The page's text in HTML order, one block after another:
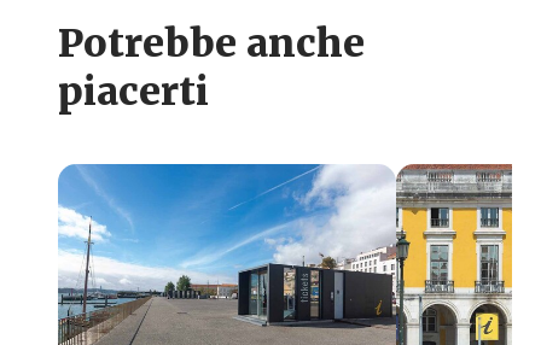
Potrebbe anche
piacerti